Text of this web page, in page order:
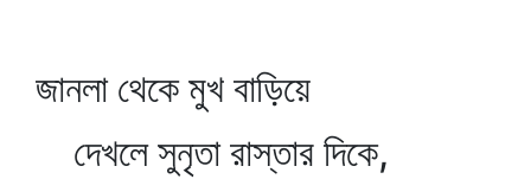
জানলা থেকে মুখ বাড়িয়ে
দেখলে সুনৃতা রাস্তার দিকে,